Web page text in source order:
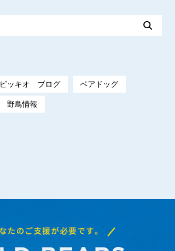
ピッキオ ブログ ベアドッグ
野鳥情報